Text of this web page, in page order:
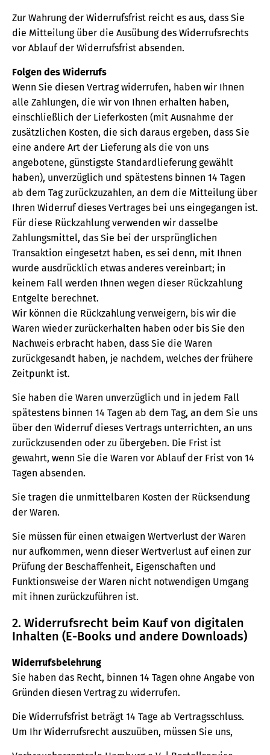
Zur Wahrung der Widerrufsfrist reicht es aus, dass Sie
die Mitteilung über die Ausübung des Widerrufsrechts
vor Ablauf der Widerrufsfrist absenden.
Folgen des Widerrufs
Wenn Sie diesen Vertrag widerrufen, haben wir Ihnen
alle Zahlungen, die wir von Ihnen erhalten haben,
einschließlich der Lieferkosten (mit Ausnahme der
zusätzlichen Kosten, die sich daraus ergeben, dass Sie
eine andere Art der Lieferung als die von uns
angebotene, günstigste Standardlieferung gewählt
haben), unverzüglich und spätestens binnen 14 Tagen
ab dem Tag zurückzuzahlen, an dem die Mitteilung über
Ihren Widerruf dieses Vertrages bei uns eingegangen ist.
Für diese Rückzahlung verwenden wir dasselbe
Zahlungsmittel, das Sie bei der ursprünglichen
Transaktion eingesetzt haben, es sei denn, mit Ihnen
wurde ausdrücklich etwas anderes vereinbart; in
keinem Fall werden Ihnen wegen dieser Rückzahlung
Entgelte berechnet.
Wir können die Rückzahlung verweigern, bis wir die
Waren wieder zurückerhalten haben oder bis Sie den
Nachweis erbracht haben, dass Sie die Waren
zurückgesandt haben, je nachdem, welches der frühere
Zeitpunkt ist.
Sie haben die Waren unverzüglich und in jedem Fall
spätestens binnen 14 Tagen ab dem Tag, an dem Sie uns
über den Widerruf dieses Vertrags unterrichten, an uns
zurückzusenden oder zu übergeben. Die Frist ist
gewahrt, wenn Sie die Waren vor Ablauf der Frist von 14
Tagen absenden.
Sie tragen die unmittelbaren Kosten der Rücksendung
der Waren.
Sie müssen für einen etwaigen Wertverlust der Waren
nur aufkommen, wenn dieser Wertverlust auf einen zur
Prüfung der Beschaffenheit, Eigenschaften und
Funktionsweise der Waren nicht notwendigen Umgang
mit ihnen zurückzuführen ist.
2. Widerrufsrecht beim Kauf von digitalen
Inhalten (E-Books und andere Downloads)
Widerrufsbelehrung
Sie haben das Recht, binnen 14 Tagen ohne Angabe von
Gründen diesen Vertrag zu widerrufen.
Die Widerrufsfrist beträgt 14 Tage ab Vertragsschluss.
Um Ihr Widerrufsrecht auszuüben, müssen Sie uns,